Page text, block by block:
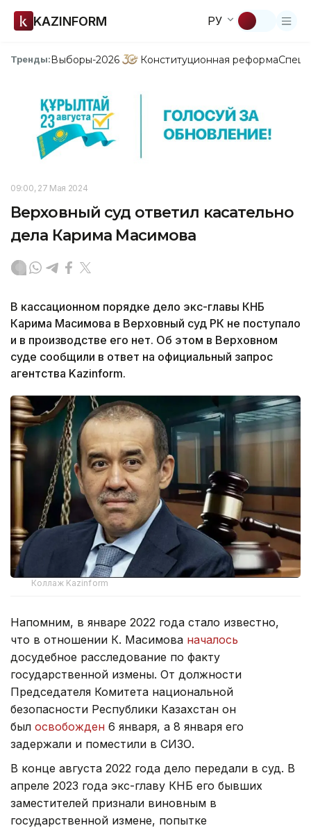
KAZINFORM РУ
Тренды:Выборы-2026 Конституционная реформа
09:00, 27 Мая 2024
Верховный суд ответил касательно
дела Карима Масимова
В кассационном порядке дело экс-главы КНБ
Карима Масимова в Верховный суд РК не поступало
и в производстве его нет. Об этом в Верховном
суде сообщили в ответ на официальный запрос
агентства Kazinform.
Коллаж Kazinform
Напомним, в январе 2022 года стало известно,
что в отношении К. Масимова началось
досудебное расследование по факту
государственной измены. От должности
Председателя Комитета национальной
безопасности Республики Казахстан он
был освобожден 6 января, а 8 января его
задержали и поместили в СИЗО.
В конце августа 2022 года дело передали в суд. В
апреле 2023 года экс-главу КНБ его бывших
заместителей признали виновным в
государственной измене, попытке